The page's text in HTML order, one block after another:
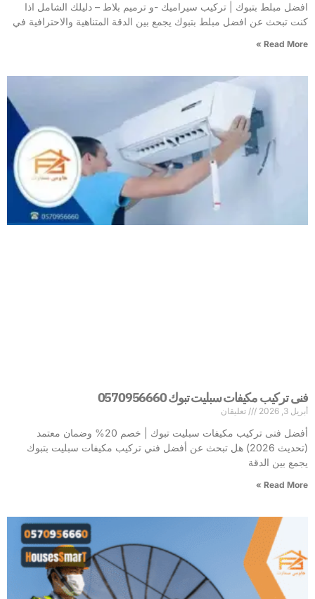
افضل مبلط بتبوك | تركيب سيراميك -و ترميم بلاط – دليلك الشامل اذا
كنت تبحث عن افضل مبلط بتبوك يجمع بين الدقة المتناهية والاحترافية في
Read More »
فنى تركيب مكيفات سبليت تبوك 0570956660
أبريل 3, 2026 تعليقان
أفضل فنى تركيب مكيفات سبليت تبوك | خصم 20% وضمان معتمد
(تحديث 2026) هل تبحث عن أفضل فني تركيب مكيفات سبليت بتبوك
يجمع بين الدقة
Read More »